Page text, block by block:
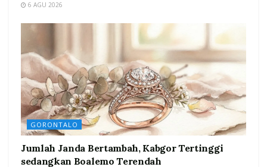
6 AGU 2026
GORONTALO
Jumlah Janda Bertambah, Kabgor Tertinggi
sedangkan Boalemo Terendah